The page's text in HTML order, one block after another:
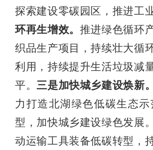
探索建设零碳园区 ， 推进工
环再生增效。 推进绿色循环
织品生产项目，持续壮大循
利用，持续提升生活垃圾减
平。三是加快城乡建设焕新
力 打造北湖绿色低碳生态示
型，加快城乡建设绿色发展。
动运输工具装备低碳转型，